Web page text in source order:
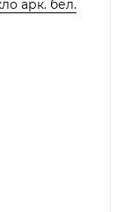
арк. бел.